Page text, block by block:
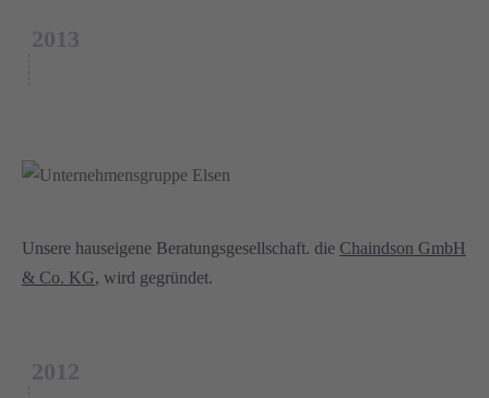
2013
Unsere hauseigene Beratungsgesellschaft. die Chaindson GmbH
& Co. KG, wird gegründet.
2012